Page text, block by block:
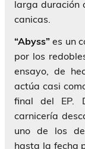
larga duración
canicas.
“Abyss” es un
por los
ensayo, de
actúa casi
final del EP.
carnicería
uno de los
hasta la fecha